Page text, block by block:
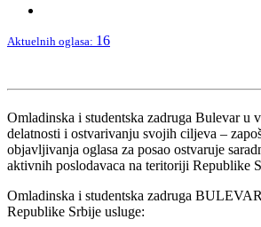
Aktuelnih oglasa: 16
Omladinska i studentska zadruga Bulevar u
delatnosti i ostvarivanju svojih ciljeva –
objavljivanja oglasa za posao ostvaruje
aktivnih poslodavaca na teritoriji Republike
Omladinska i studentska zadruga
Republike Srbije usluge: